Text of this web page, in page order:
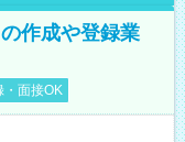
作成や登録業
・面接OK